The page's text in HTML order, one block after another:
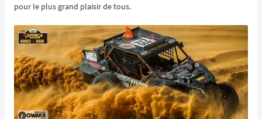
pour le plus grand plaisir de tous.